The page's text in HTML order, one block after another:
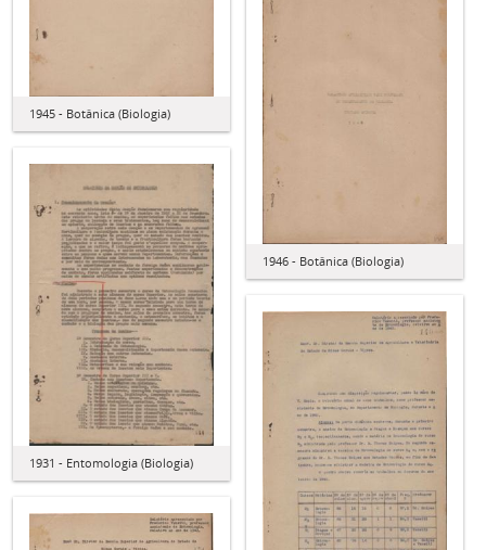
1945 - Botânica (Biologia)
1946 - Botânica (Biologia)
1931 - Entomologia (Biologia)